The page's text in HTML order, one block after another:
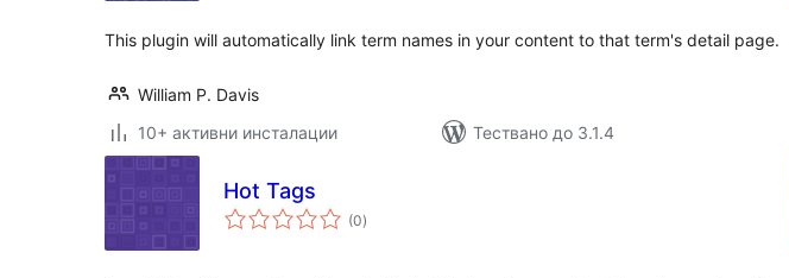
This plugin will automatically link term names in your content to that term's detail page.
William P. Davis
10+ активни инсталации
Тествано до 3.1.4
Hot Tags
(0общо
оценки
)